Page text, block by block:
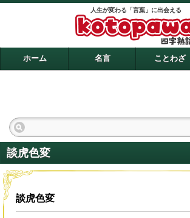
人生が変わる「言葉」に出会える
ホーム 名言 ことわざ
談虎色変
談虎色変